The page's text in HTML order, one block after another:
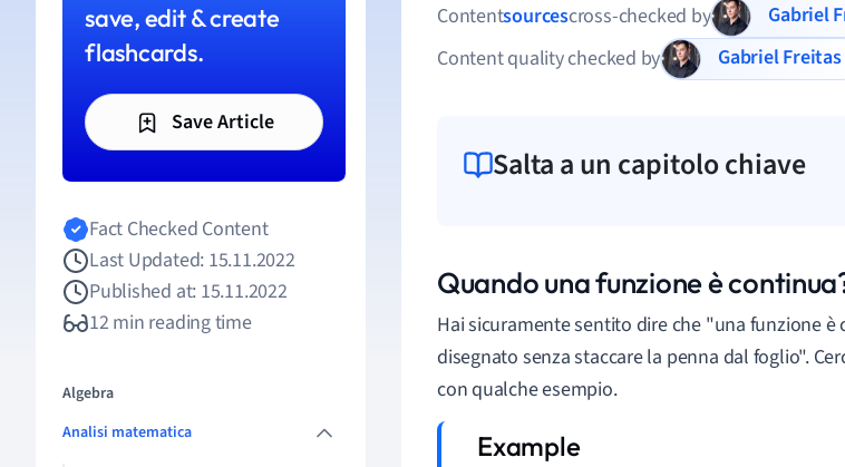
save, edit & create
flashcards.
Save Article
Fact Checked Content
Last Updated: 15.11.2022
Published at: 15.11.2022
12 min reading time
Algebra
Analisi matematica
Contentsourcescross-checked by
Gabriel
Content quality checked by
Gabriel Freitas
Salta a un capitolo chiave
Quando una funzione è
Hai sicuramente sentito dire che "una funzione
disegnato senza staccare la penna dal foglio".
con qualche esempio.